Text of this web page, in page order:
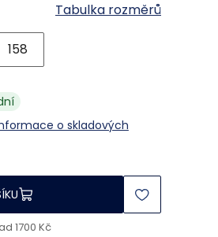
Tabulka rozměrů
158
o skladových
1700 Kč